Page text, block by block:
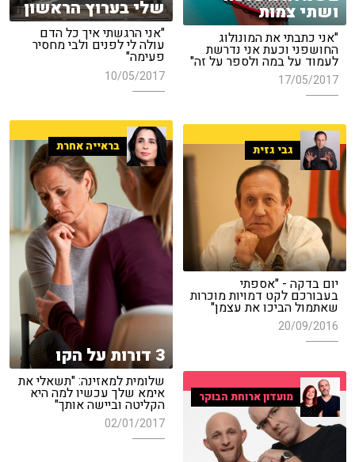
ושתי צמות
"אני כתבתי את המונולוג
החושפני וכעת אני נדרשת
לעמוד על במה ולספר על זה"
17/05/2017
שלי בערוץ הראשון
"אני הרגשתי איך כל הדם
עולה לי לפנים ולבי מחסיר
פעימה"
10/05/2017
בראייה אחרת
3 דורות על הקו
שלומית למאזינה: "תשאלי את
אימא שלך עכשיו למה היא
הקליטה וביישה אותך"
02/01/2017
גבי גזית
יום בדקה - "אספתי
בעבורכם לקט דמויות מוכרות
שאתמול הביכו את עצמן"
20/09/2016
מועדון ארוחת הבוקר